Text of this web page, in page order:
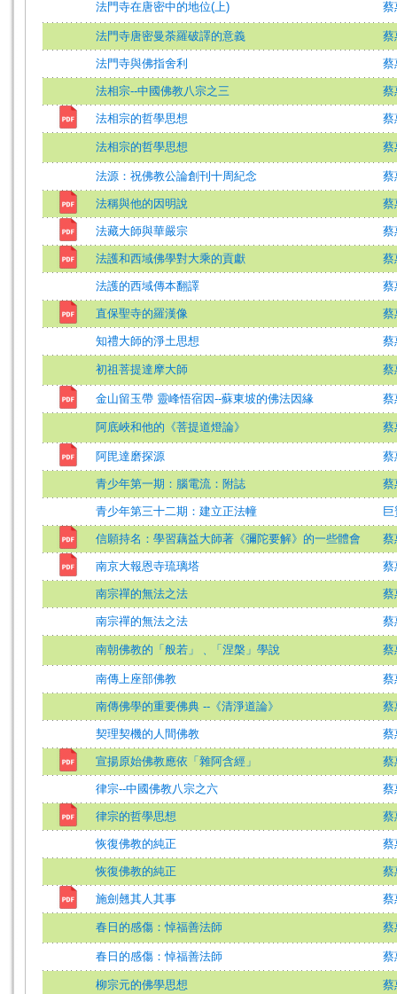
法門寺在唐密中的地位(上) 蔡
法門寺唐密曼荼羅破譯的意義 蔡
法門寺與佛指舍利 蔡
法相宗--中國佛教八宗之三 蔡
法相宗的哲學思想 蔡
法相宗的哲學思想 蔡
法源：祝佛教公論創刊十周紀念 蔡
法稱與他的因明說 蔡
法藏大師與華嚴宗 蔡
法護和西域佛學對大乘的貢獻 蔡
法護的西域傳本翻譯 蔡
直保聖寺的羅漢像 蔡
知禮大師的淨土思想 蔡
初祖菩提達摩大師 蔡
金山留玉帶 靈峰悟宿因--蘇東坡的佛法因緣 蔡
阿底峽和他的《菩提道燈論》 蔡
阿毘達磨探源 蔡
青少年第一期：腦電流：附誌 蔡
青少年第三十二期：建立正法幢
信願持名：學習藕益大師著《彌陀要解》的一些體會 蔡
南京大報恩寺琉璃塔 蔡
南宗禪的無法之法 蔡
南宗禪的無法之法 蔡
南朝佛教的「般若」﹑「涅槃」學說 蔡
南傳上座部佛教 蔡
南傳佛學的重要佛典 --《清淨道論》 蔡
契理契機的人間佛教 蔡
宣揚原始佛教應依「雜阿含經」 蔡
律宗--中國佛教八宗之六 蔡
律宗的哲學思想 蔡
恢復佛教的純正 蔡
恢復佛教的純正 蔡
施劍翹其人其事 蔡
春日的感傷：悼福善法師 蔡
春日的感傷：悼福善法師 蔡
柳宗元的佛學思想 蔡